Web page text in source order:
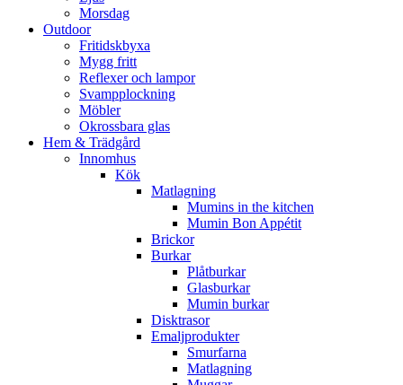
Morsdag
Outdoor
Fritidskbyxa
Mygg fritt
Reflexer och lampor
Svampplockning
Möbler
Okrossbara glas
Hem & Trädgård
Innomhus
Kök
Matlagning
Mumins in the kitchen
Mumin Bon Appétit
Brickor
Burkar
Plåtburkar
Glasburkar
Mumin burkar
Disktrasor
Emaljprodukter
Smurfarna
Matlagning